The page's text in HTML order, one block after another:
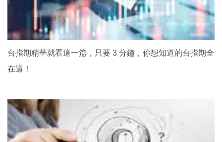
台指期精華就看這一篇，只要 3 分鐘，你想知道的台指期全
在這！